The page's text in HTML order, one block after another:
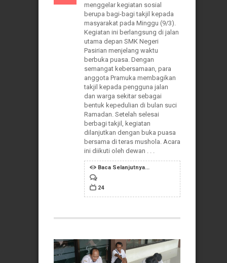
menggelar kegiatan sosial
berupa bagi-bagi takjil kepada
masyarakat pada Minggu (9/3).
Kegiatan ini berlangsung di jalan
utama depan SMK Negeri
Pasirian menjelang waktu
berbuka puasa. Dengan
semangat kebersamaan, para
anggota Pramuka membagikan
takjil kepada pengguna jalan
dan warga sekitar sebagai
bentuk kepedulian di bulan suci
Ramadan. Setelah selesai
berbagi takjil, kegiatan
dilanjutkan dengan buka puasa
bersama di teras mushola. Acara
ini diikuti oleh dewan . . .
Baca Selanjutnya...
24